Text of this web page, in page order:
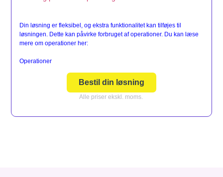
Din løsning er fleksibel, og ekstra funktionalitet kan tilføjes til
løsningen. Dette kan påvirke forbruget af operationer. Du kan læse
mere om operationer her:
Operationer
Bestil din løsning
Alle priser ekskl. moms.